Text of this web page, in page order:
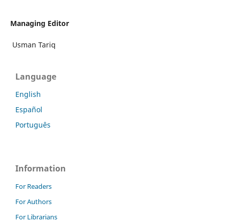
Managing Editor
Usman Tariq
Language
English
Español
Português
Information
For Readers
For Authors
For Librarians